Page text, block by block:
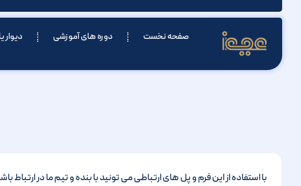
صفحه نخست دوره های آموزشی دیوار
با استفاده از این فرم و پل های ارتباطی می تونید با بنده و تیم ما در